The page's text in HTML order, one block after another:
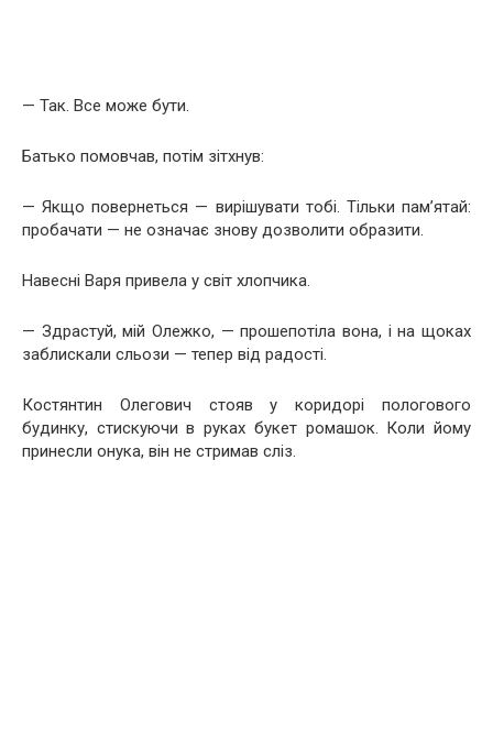
— Так. Все може бути.
Батько помовчав, потім зітхнув:
— Якщо повернеться — вирішувати тобі. Тільки пам’ятай:
пробачати — не означає знову дозволити образити.
Навесні Варя привела у світ хлопчика.
— Здрастуй, мій Олежко, — прошепотіла вона, і на щоках
заблискали сльози — тепер від радості.
Костянтин Олегович стояв у коридорі пологового
будинку, стискуючи в руках букет ромашок. Коли йому
принесли онука, він не стримав сліз.